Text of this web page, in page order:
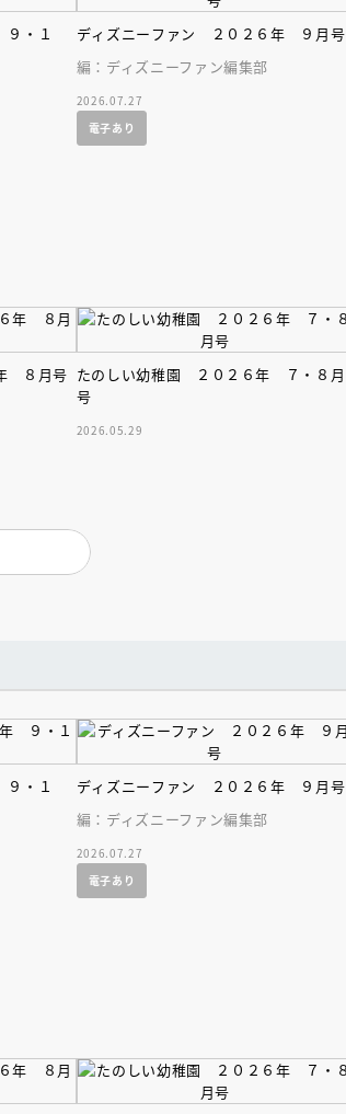
・１
ディズニーファン ２０２６年 ９月号
編：ディズニーファン編集部
2026.07.27
電子あり
８月号 たのしい幼稚園 ２０２６年 ７・８月
号
2026.05.29
・１
ディズニーファン ２０２６年 ９月号
編：ディズニーファン編集部
2026.07.27
電子あり